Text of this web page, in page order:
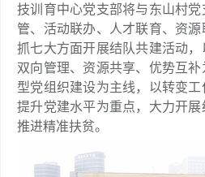
技训育中心党支部将与东山村
管、活动联办、人才联育、资
抓七大方面开展结队共建活动，
双向管理、资源共享、优势互
型党组织建设为主线，以转变工
提升党建水平为重点，大力开
推进精准扶贫。